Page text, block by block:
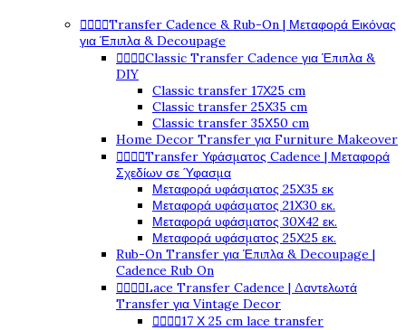
Transfer Cadence & Rub-On | Μεταφορά Εικόνας
για Έπιπλα & Decoupage
Classic Transfer Cadence για Έπιπλα &
DIY
Classic transfer 17Χ25 cm
Classic transfer 25Χ35 cm
Classic transfer 35Χ50 cm
Home Decor Transfer για Furniture Makeover
Transfer Υφάσματος Cadence | Μεταφορά
Σχεδίων σε Ύφασμα
Μεταφορά υφάσματος 25Χ35 εκ
Μεταφορά υφάσματος 21Χ30 εκ.
Μεταφορά υφάσματος 30Χ42 εκ.
Μεταφορά υφάσματος 25Χ25 εκ.
Rub-On Transfer για Έπιπλα & Decoupage |
Cadence Rub On
Lace Transfer Cadence | Δαντελωτά
Transfer για Vintage Decor
17 Χ 25 cm lace transfer